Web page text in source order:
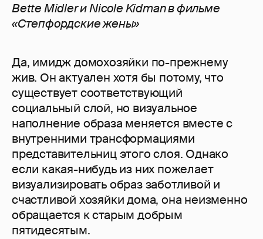
Bette Midler и Nicole Kidman в фильме
«Степфордские жены»
Да, имидж домохозяйки по-прежнему
жив. Он актуален хотя бы потому, что
существует соответствующий
социальный слой, но визуальное
наполнение образа меняется вместе с
внутренними трансформациями
представительниц этого слоя. Однако
если какая-нибудь из них пожелает
визуализировать образ заботливой и
счастливой хозяйки дома, она неизменно
обращается к старым добрым
пятидесятым.